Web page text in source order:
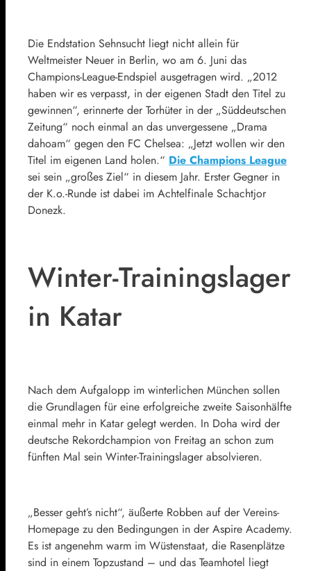
Die Endstation Sehnsucht liegt nicht allein für
Weltmeister Neuer in Berlin, wo am 6. Juni das
Champions-League-Endspiel ausgetragen wird. „2012
haben wir es verpasst, in der eigenen Stadt den Titel zu
gewinnen“, erinnerte der Torhüter in der „Süddeutschen
Zeitung“ noch einmal an das unvergessene „Drama
dahoam“ gegen den FC Chelsea: „Jetzt wollen wir den
Titel im eigenen Land holen.“ Die Champions League
sei sein „großes Ziel“ in diesem Jahr. Erster Gegner in
der K.o.-Runde ist dabei im Achtelfinale Schachtjor
Donezk.
Winter-Trainingslager
in Katar
Nach dem Aufgalopp im winterlichen München sollen
die Grundlagen für eine erfolgreiche zweite Saisonhälfte
einmal mehr in Katar gelegt werden. In Doha wird der
deutsche Rekordchampion von Freitag an schon zum
fünften Mal sein Winter-Trainingslager absolvieren.
„Besser geht’s nicht“, äußerte Robben auf der Vereins-
Homepage zu den Bedingungen in der Aspire Academy.
Es ist angenehm warm im Wüstenstaat, die Rasenplätze
sind in einem Topzustand – und das Teamhotel liegt